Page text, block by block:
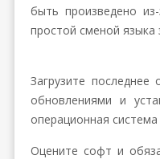
быть произведено
простой сменой языка
Загрузите
обновлениями и
операционная
Оцените софт и